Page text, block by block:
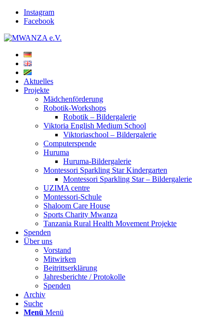
Instagram
Facebook
Aktuelles
Projekte
Mädchenförderung
Robotik-Workshops
Robotik – Bildergalerie
Viktoria English Medium School
Viktoriaschool – Bildergalerie
Computerspende
Huruma
Huruma-Bildergalerie
Montessori Sparkling Star Kindergarten
Montessori Sparkling Star – Bildergalerie
UZIMA centre
Montessori-Schule
Shaloom Care House
Sports Charity Mwanza
Tanzania Rural Health Movement Projekte
Spenden
Über uns
Vorstand
Mitwirken
Beitrittserklärung
Jahresberichte / Protokolle
Spenden
Archiv
Suche
Menü Menü